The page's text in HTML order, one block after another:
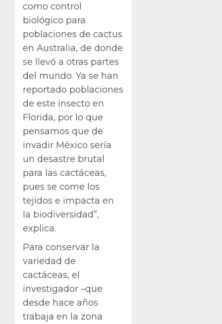
como control
biológico para
poblaciones de cactus
en Australia, de donde
se llevó a otras partes
del mundo. Ya se han
reportado poblaciones
de este insecto en
Florida, por lo que
pensamos que de
invadir México sería
un desastre brutal
para las cactáceas,
pues se come los
tejidos e impacta en
la biodiversidad”,
explica.
Para conservar la
variedad de
cactáceas, el
investigador –que
desde hace años
trabaja en la zona